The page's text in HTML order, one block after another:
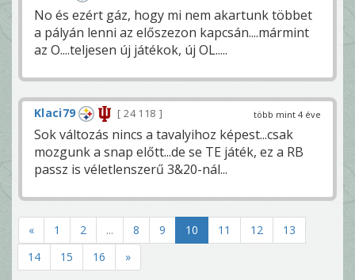
No és ezért gáz, hogy mi nem akartunk többet
a pályán lenni az előszezon kapcsán....mármint
az O....teljesen új játékok, új OL.....
több mint 4 éve
Klaci79 24 118
Sok változás nincs a tavalyihoz képest...csak
mozgunk a snap előtt...de se TE játék, ez a RB
passz is véletlenszerű 3&20-nál...
« 1 2 ... 8 9 10 11 12
13
14
15 16 »